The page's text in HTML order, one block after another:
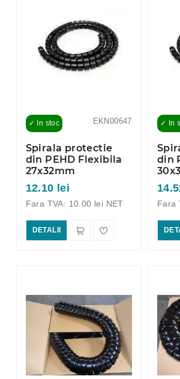
EKN00647
✓ In stoc
Spirala protectie
din PEHD Flexibila
27x32mm
12.10 lei
Fara TVA: 10.00 lei NET
DETALII
✓ In
din
Fara